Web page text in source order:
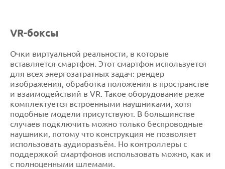
VR-боксы
Очки виртуальной реальности, в которые
вставляется смартфон. Этот смартфон используется
для всех энергозатратных задач: рендер
изображения, обработка положения в пространстве
и взаимодействий в VR. Такое оборудование реже
комплектуется встроенными наушниками, хотя
подобные модели присутствуют. В большинстве
случаев подключить можно только беспроводные
наушники, потому что конструкция не позволяет
использовать аудиоразъём. Но контроллеры с
поддержкой смартфонов использовать можно, как и
с полноценными шлемами.